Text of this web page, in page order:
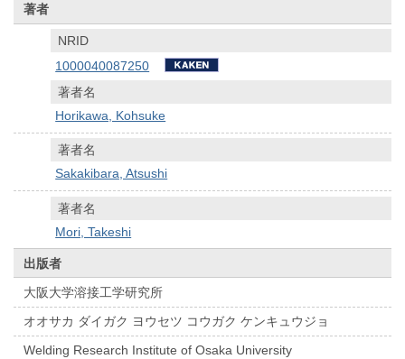
著者
NRID
1000040087250
著者名
Horikawa, Kohsuke
著者名
Sakakibara, Atsushi
著者名
Mori, Takeshi
出版者
大阪大学溶接工学研究所
オオサカ ダイガク ヨウセツ コウガク ケンキュウジョ
Welding Research Institute of Osaka University